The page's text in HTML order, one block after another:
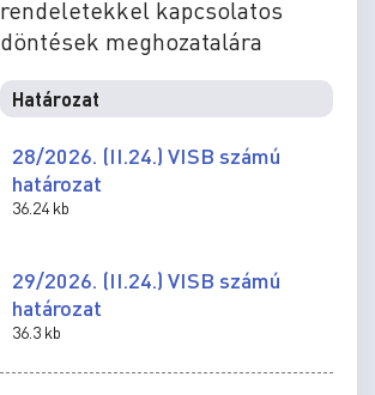
rendeletekkel kapcsolatos
döntések meghozatalára
Határozat
28/2026. (II.24.) VISB számú
határozat
36.24 kb
29/2026. (II.24.) VISB számú
határozat
36.3 kb